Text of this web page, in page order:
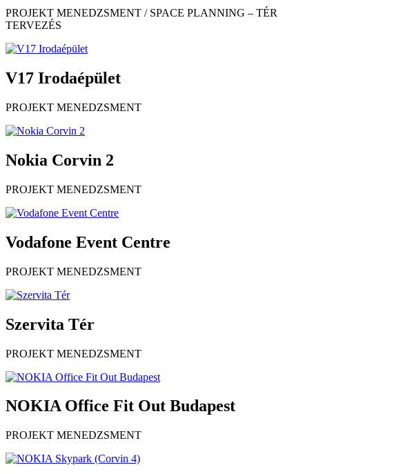
PROJEKT MENEDZSMENT / SPACE PLANNING – TÉR
TERVEZÉS
V17 Irodaépület
PROJEKT MENEDZSMENT
Nokia Corvin 2
PROJEKT MENEDZSMENT
Vodafone Event Centre
PROJEKT MENEDZSMENT
Szervita Tér
PROJEKT MENEDZSMENT
NOKIA Office Fit Out Budapest
PROJEKT MENEDZSMENT